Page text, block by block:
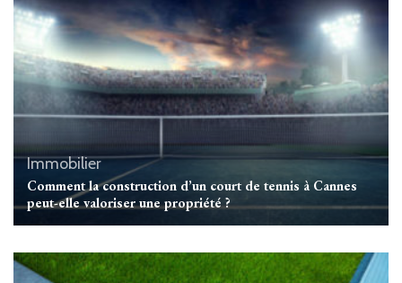
Immobilier
Comment la construction d’un court de tennis à Cannes
peut-elle valoriser une propriété ?